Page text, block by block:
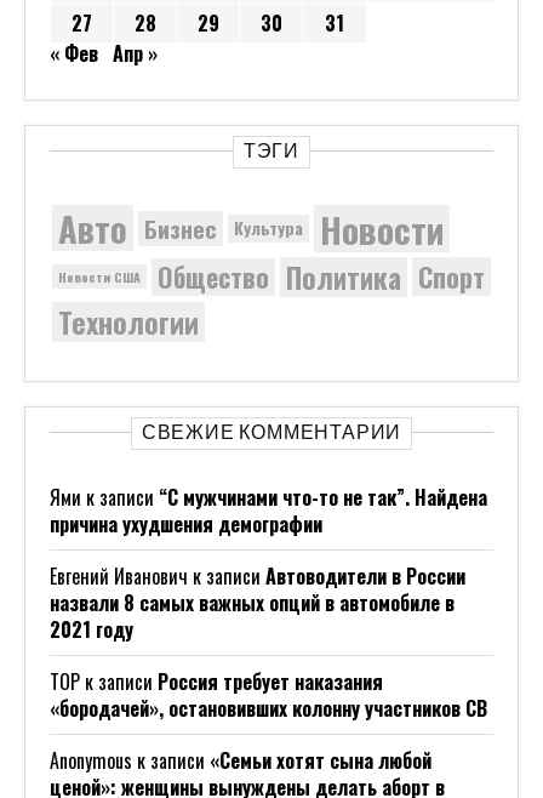
27
28 29 30
31
« Фев Апр »
ТЭГИ
Авто Бизнес Культура Новости
Новости США Общество Политика Спорт
Технологии
СВЕЖИЕ КОММЕНТАРИИ
Ями к записи “С мужчинами что-то не так”. Найдена
причина ухудшения демографии
Евгений Иванович к записи Автоводители в России
назвали 8 самых важных опций в автомобиле в
2021 году
ТОР к записи Россия требует наказания
«бородачей», остановивших колонну участников СВ
Anonymous к записи «Семьи хотят сына любой
ценой»: женщины вынуждены делать аборт в